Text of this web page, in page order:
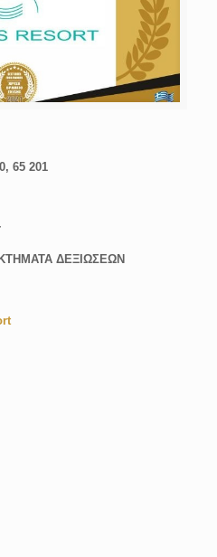
65 201
ΚΤΗΜΑΤΑ ΔΕΞΙΩΣΕΩΝ